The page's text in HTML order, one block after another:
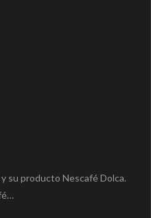
su producto Nescafé Dolca.